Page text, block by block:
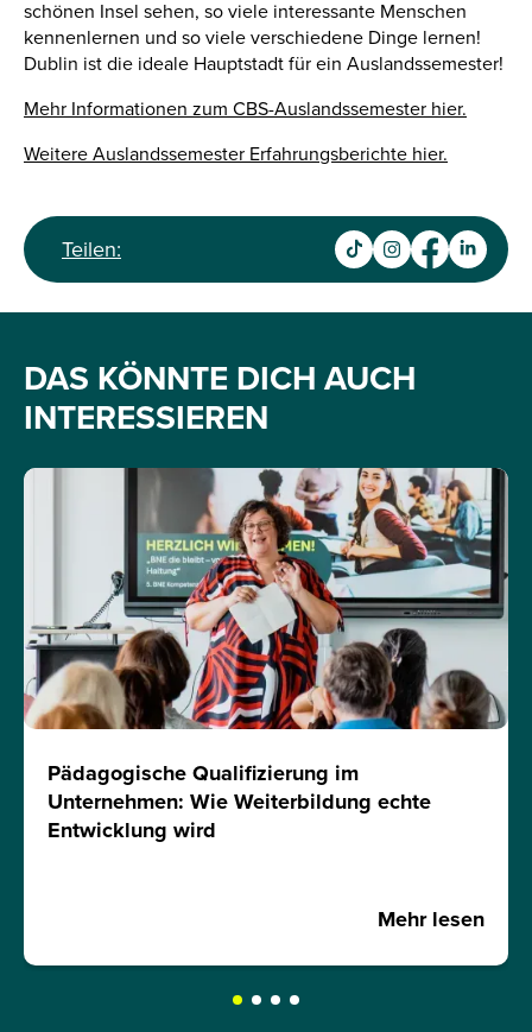
schönen Insel sehen, so viele interessante Menschen
kennenlernen und so viele verschiedene Dinge lernen!
Dublin ist die ideale Hauptstadt für ein Auslandssemester!
Mehr Informationen zum CBS-Auslandssemester hier.
Weitere Auslandssemester Erfahrungsberichte hier.
Teilen:
DAS KÖNNTE DICH AUCH
INTERESSIEREN
Pädagogische Qualifizierung im
Unternehmen: Wie Weiterbildung echte
Entwicklung wird
Mehr lesen